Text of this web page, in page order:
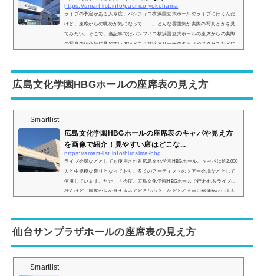
https://smart-list.info/pacifico-yokohama
ライブの予定がある人今度、パシフィコ横浜国立大ホールのライブに行くんだ
けど、座席からの眺めが気になって……。どんな雰囲気か実際の写真とかを見
てみたい。そこで、当記事ではパシフィコ横浜国立大ホールの座席からの実際
の写真の紹介特に見やすい席はどこ？横浜アリーナのキャパやアクセスなどに
({});パシフィコ横浜 国立大ホールの座席表やキャパは？パシフィコ横浜国立...
広島文化学園HBGホールの座席表の見え方
Smartlist
広島文化学園HBGホールの座席表のキャパや見え方
を画像で紹介！見やすい席はどこな...
https://smart-list.info/hirosima-hbg
ライブ会場などとしても使用される広島文化学園HBGホール。キャパは約2,000
人と中規模な造りとなっており、多くのアーティストのツアー会場などとして
使用しています。ただ、「今度、広島文化学園HBGホールで行われるライブに
行くけど、座席からの見え方ってどうなの？」などとイメージが湧かない方も
めてみました。広島文化学園HBGホールのアクセス広島文化学園HBGホールの
アクセスは...
仙台サンプラザホールの座席表の見え方
Smartlist